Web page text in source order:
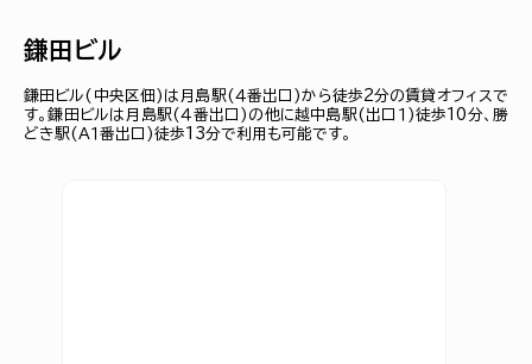
鎌田ビル
鎌田ビル(中央区佃)は月島駅(４番出口)から徒歩2分の賃貸オフィスで
す。鎌田ビルは月島駅(４番出口)の他に越中島駅(出口１)徒歩10分、勝
どき駅(Ａ１番出口)徒歩13分で利用も可能です。